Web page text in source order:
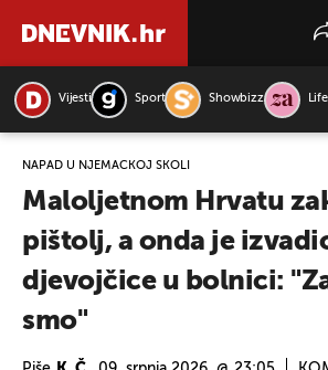
Vijesti Sport Showbizz
NAPAD U NJEMAČKOJ ŠKOLI
Maloljetnom Hrvatu
pištolj, a onda je
djevojčice u bolnici:
smo"
PRETRAŽITE VIJESTI